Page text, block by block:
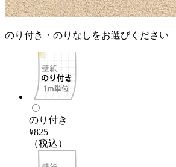
のり付き・のりなしをお選びください
のり付き
¥825
（税込）